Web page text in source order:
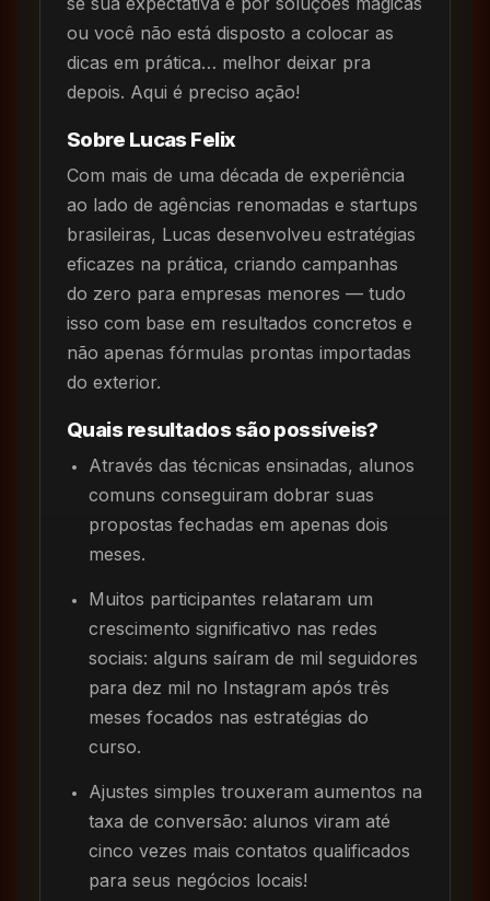
ou você não está disposto a colocar as
dicas em prática… melhor deixar pra
depois. Aqui é preciso ação!
Sobre Lucas Felix
Com mais de uma década de experiência
ao lado de agências renomadas e startups
brasileiras, Lucas desenvolveu estratégias
eficazes na prática, criando campanhas
do zero para empresas menores — tudo
isso com base em resultados concretos e
não apenas fórmulas prontas importadas
do exterior.
Quais resultados são possíveis?
Através das técnicas ensinadas, alunos
comuns conseguiram dobrar suas
propostas fechadas em apenas dois
meses.
Muitos participantes relataram um
crescimento significativo nas redes
sociais: alguns saíram de mil seguidores
para dez mil no Instagram após três
meses focados nas estratégias do
curso.
Ajustes simples trouxeram aumentos na
taxa de conversão: alunos viram até
cinco vezes mais contatos qualificados
para seus negócios locais!